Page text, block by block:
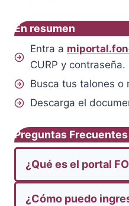
En resumen
Entra a
CURP y contraseña.
Busca tus talones o
Descarga el
Preguntas Frecuentes
¿Qué es el portal
¿Cómo puedo